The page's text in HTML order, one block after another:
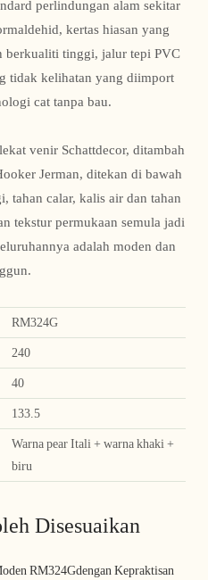
perlindungan alam sekitar
kertas hiasan yang
berkualiti tinggi, jalur tepi PVC
tidak kelihatan yang diimport
cat tanpa bau.
venir Schattdecor, ditambah
Jerman, ditekan di bawah
tahan calar, kalis air dan tahan
tekstur permukaan semula jadi
adalah moden dan
RM324G
240
40
133.5
Warna pear Itali + warna khaki +
biru
Disesuaikan